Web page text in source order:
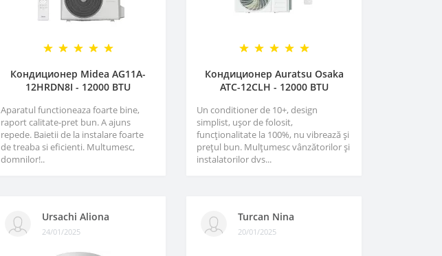
Кондиционер Midea AG11A-
12HRDN8I - 12000 BTU
Aparatul functioneaza foarte bine,
raport calitate-pret bun. A ajuns
repede. Baietii de la instalare foarte
de treaba si eficienti. Multumesc,
domnilor!..
Кондиционер Auratsu Osaka
ATC-12CLH - 12000 BTU
Un conditioner de 10+, design
simplist, ușor de folosit,
funcționalitate la 100%, nu vibrează și
prețul bun. Mulțumesc vânzătorilor și
instalatorilor dvs...
Ursachi Aliona
24/01/2025
Turcan Nina
20/01/2025